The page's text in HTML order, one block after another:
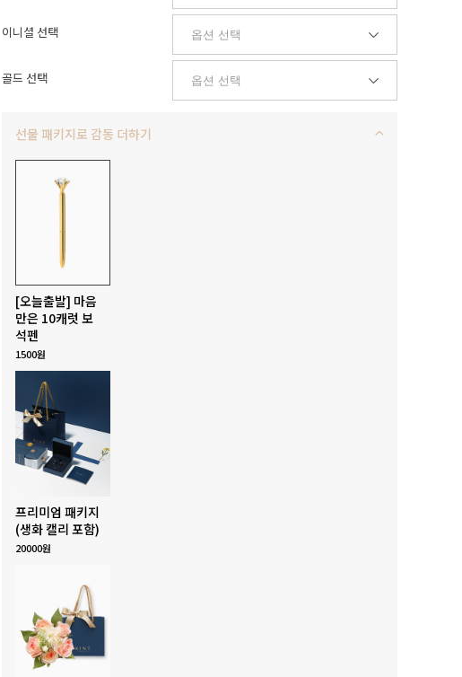
이니셜 선택
골드 선택
선물 패키지로 감동 더하기
[오늘출발] 마음
만은 10캐럿 보
석펜
1500원
프리미엄 패키지
(생화 캘리 포함)
20000원